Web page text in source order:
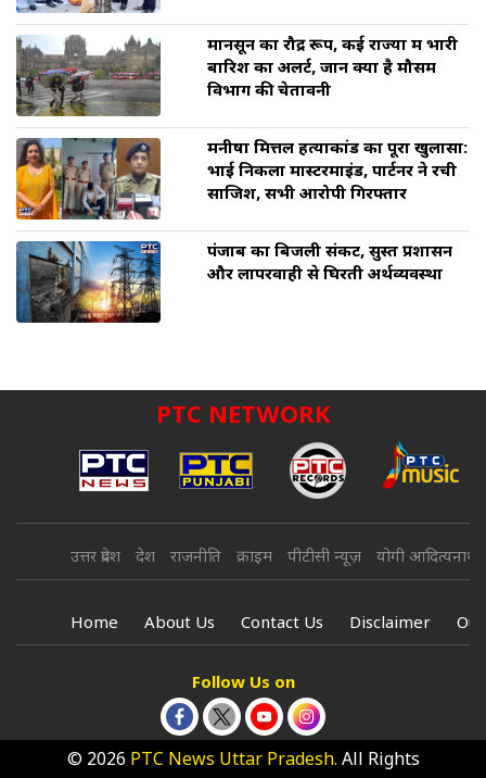
मानसून का रौद्र रूप, कई राज्यों में भारी
बारिश का अलर्ट, जानें क्या है मौसम
विभाग की चेतावनी
मनीषा मित्तल हत्याकांड का पूरा खुलासा:
भाई निकला मास्टरमाइंड, पार्टनर ने रची
साजिश, सभी आरोपी गिरफ्तार
पंजाब का बिजली संकट, सुस्त प्रशासन
और लापरवाही से घिरती अर्थव्यवस्था
PTC NETWORK
उत्तर प्रदेश देश राजनीति क्राइम पीटीसी न्यूज़ योगी आदित्यनाथ
Home About Us Contact Us Disclaimer
Follow Us on
© 2026 PTC News Uttar Pradesh. All Rights